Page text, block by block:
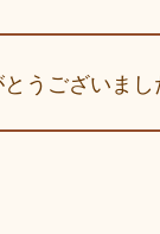
うございまし